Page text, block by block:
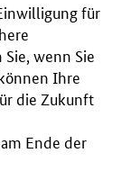
für
wenn Sie
Ihre
die Zukunft
Ende der